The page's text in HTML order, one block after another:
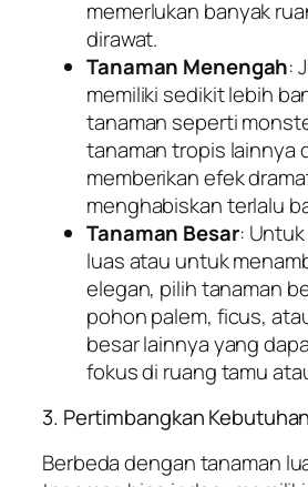
memerlukan banyak
dirawat.
Tanaman Menengah:
memiliki sedikit lebih
tanaman seperti
tanaman tropis lainnya
memberikan efek
menghabiskan terlalu
Tanaman Besar:
luas atau untuk
elegan, pilih tanaman
pohon palem, ficus,
besar lainnya yang
fokus di ruang tamu
3. Pertimbangkan
Berbeda dengan tanaman